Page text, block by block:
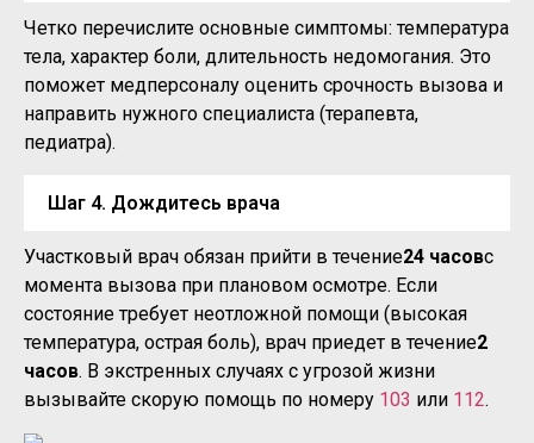
Четко перечислите основные симптомы: температура
тела, характер боли, длительность недомогания. Это
поможет медперсоналу оценить срочность вызова и
направить нужного специалиста (терапевта,
педиатра).
Шаг 4. Дождитесь врача
Участковый врач обязан прийти в течение24 часовс
момента вызова при плановом осмотре. Если
состояние требует неотложной помощи (высокая
температура, острая боль), врач приедет в течение2
часов. В экстренных случаях с угрозой жизни
вызывайте скорую помощь по номеру 103 или 112.